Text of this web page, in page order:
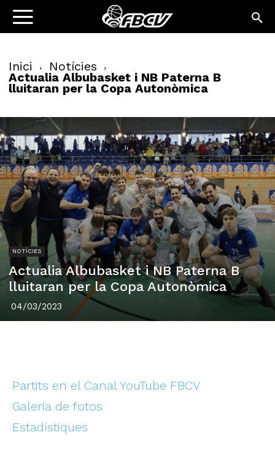
Inici Notícies
Actualia Albubasket i NB Paterna B
lluitaran per la Copa Autonòmica
NOTÍCIES
Actualia Albubasket i NB Paterna B
lluitaran per la Copa Autonòmica
04/03/2023
Partits en el Canal YouTube FBCV
Galeria de fotos
Estadístiques